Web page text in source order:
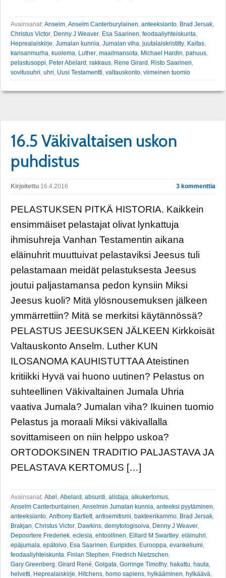
Avainsanat: Anselm Anselm Canterburylainen anteeksianto Brad Jersak
Christus Victor Denny J Weaver Esa Saarinen feodaaliyhteiskunta
Heprealaiskirje Jumalan kunnia Jumalan viha juutalaiskristitty Kaifas
kansanmurha kuolema Luther maailmansota Michael Hardin pahuus
pelastusoppi Peter Abelard rakkaus Rene Girard Risto Saarinen
sovitusuhri uhri Uusi Testamentti valtauskonto viimeinen tuomio
16.5 Väkivaltaisen uskon
puhdistus
Kirjoitettu 16.4.2016 3 kommenttia
PELASTUKSEN PITKÄ HISTORIA. Kaikkein
ensimmäiset pelastajat olivat lynkattuja
ihmisuhreja Vanhan Testamentin aikana
eläinuhrit muuttuivat pelastaviksi Jeesus tuli
pelastamaan meidät pelastuksesta Jeesus
joutui paljastamansa pedon kynsiin Miksi
Jeesus kuoli? Mitä ylösnousemuksen jälkeen
ymmärrettiin? Mitä se merkitsi käytännössä?
PELASTUS JEESUKSEN JÄLKEEN Kirkkoisät
Valtauskonto Anselm. Luther KUN
ILOSANOMA KAUHISTUTTAA Ateistinen
kritiikki Hyvä vai huono uutinen? Pelastus on
suhteellinen Väkivaltainen Jumala Uhria
vaativa Jumala? Jumalan viha? Ikuinen tuomio
Pelastus ja moraali Miksi väkivallalla
sovittamiseen on niin helppo uskoa?
ORTODOKSINEN TRADITIO PALJASTAVA JA
PELASTAVA KERTOMUS […]
Avainsanat: Abel , Abelard , absurdi, alistaja, alkukertomus,
Anselm Canterburilainen, Anselmin Jumalan kunnia, anteeksi pyytäminen,
anteeksianto, Anthony Bartlett, antisemitismi, bakteerikammo, Brad Jersak,
Brakjan, Christus Victor, Dawkins, demytologisoiva, Denny J Weaver,
Depoortere Frederiek, eclesia, ehtoollinen, Eillard M Swartley, eläinuhri,
epäjumala, epätoivo, Esa Saarinen, Euripides, Eurooppa, evankeliumi,
feodaaliyhteiskunta, Finlan Stephen, Friedrich Nietzschen,
Gary Greenberg, Girard René, Golgata, Gorringe Timothy, hakattu, hauta,
helvetti, Heprealaiskirje, Hitchens, homo sapiens, hylkääminen, hylkäävä,